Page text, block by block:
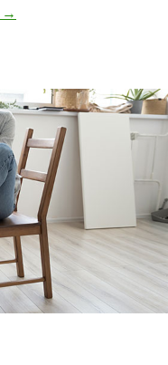
Comment
dans
les
textes
érotiques
?
→